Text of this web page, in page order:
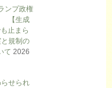
ンプ政権
【生成
止まら
規制の
て 2026
らせられ